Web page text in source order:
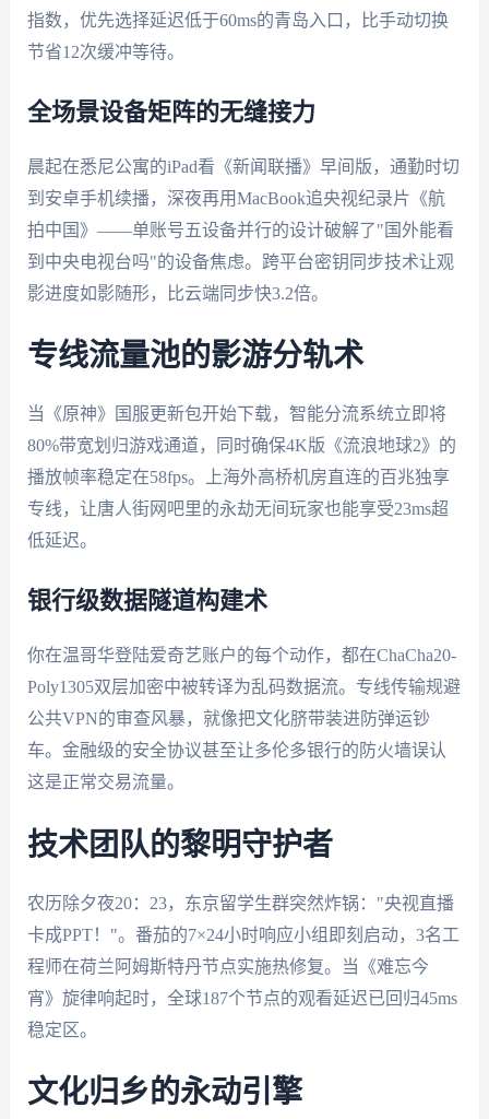
指数，优先选择延迟低于60ms的青岛入口，比手动切换
节省12次缓冲等待。
全场景设备矩阵的无缝接力
晨起在悉尼公寓的iPad看《新闻联播》早间版，通勤时切
到安卓手机续播，深夜再用MacBook追央视纪录片《航
拍中国》——单账号五设备并行的设计破解了"国外能看
到中央电视台吗"的设备焦虑。跨平台密钥同步技术让观
影进度如影随形，比云端同步快3.2倍。
专线流量池的影游分轨术
当《原神》国服更新包开始下载，智能分流系统立即将
80%带宽划归游戏通道，同时确保4K版《流浪地球2》的
播放帧率稳定在58fps。上海外高桥机房直连的百兆独享
专线，让唐人街网吧里的永劫无间玩家也能享受23ms超
低延迟。
银行级数据隧道构建术
你在温哥华登陆爱奇艺账户的每个动作，都在ChaCha20-
Poly1305双层加密中被转译为乱码数据流。专线传输规避
公共VPN的审查风暴，就像把文化脐带装进防弹运钞
车。金融级的安全协议甚至让多伦多银行的防火墙误认
这是正常交易流量。
技术团队的黎明守护者
农历除夕夜20：23，东京留学生群突然炸锅："央视直播
卡成PPT！"。番茄的7×24小时响应小组即刻启动，3名工
程师在荷兰阿姆斯特丹节点实施热修复。当《难忘今
宵》旋律响起时，全球187个节点的观看延迟已回归45ms
稳定区。
文化归乡的永动引擎